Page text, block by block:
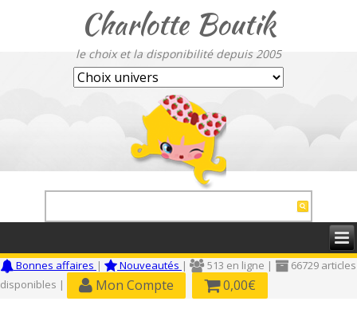
Charlotte Boutik
le choix et la disponibilité depuis 2005
Bonnes affaires | Nouveautés | 513 en ligne |
66729 articles
disponibles |
Mon Compte 0,00€